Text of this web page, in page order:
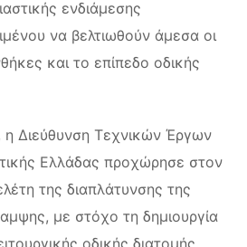
ενδιάμεσης
να βελτιωθούν άμεσα οι
και το επίπεδο οδικής
η Διεύθυνση Τεχνικών Έργων
Ελλάδας προχώρησε στον
της διαπλάτυνσης της
με στόχο τη δημιουργία
οδικής διατομής,